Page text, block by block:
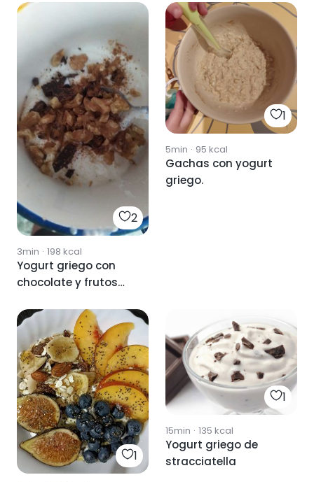
2
3min · 198 kcal
Yogurt griego con
chocolate y frutos
1
5min · 95 kcal
Gachas con yogurt
griego.
1
1
15min · 135 kcal
Yogurt griego de
stracciatella